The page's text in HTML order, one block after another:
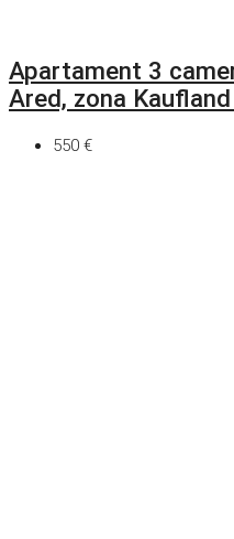
Apartament 3
Ared, zona
550 €